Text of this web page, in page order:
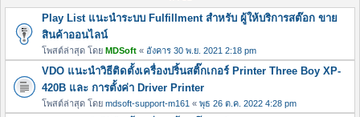
Play List แนะนำระบบ Fulfillment สำหรับ ผู้ให้บริการสต๊อก ขาย
สินค้าออนไลน์
โพสต์ล่าสุด โดย MDSoft « อังคาร 30 พ.ย. 2021 2:18 pm
VDO แนะนำวิธีติดตั้งเครื่องปริ้นสติ๊กเกอร์ Printer Three Boy XP-
420B และ การตั้งค่า Driver Printer
โพสต์ล่าสุด โดย mdsoft-support-m161 « พุธ 26 ต.ค. 2022 4:28 pm